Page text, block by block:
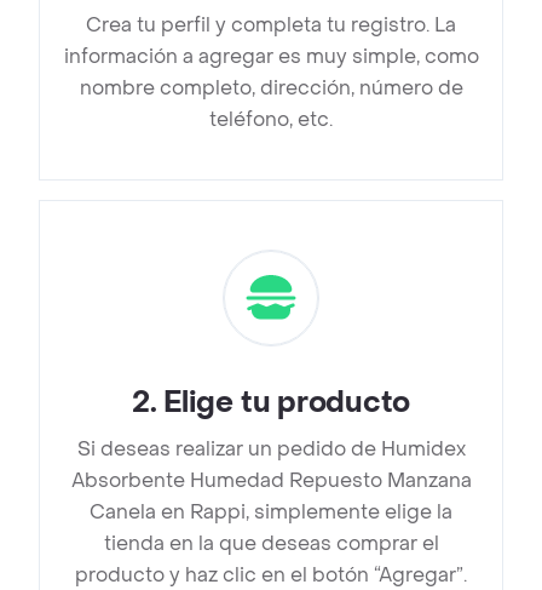
Crea tu perfil y completa tu registro. La
información a agregar es muy simple, como
nombre completo, dirección, número de
teléfono, etc.
2. Elige tu producto
Si deseas realizar un pedido de Humidex
Absorbente Humedad Repuesto Manzana
Canela en Rappi, simplemente elige la
tienda en la que deseas comprar el
producto y haz clic en el botón “Agregar”.